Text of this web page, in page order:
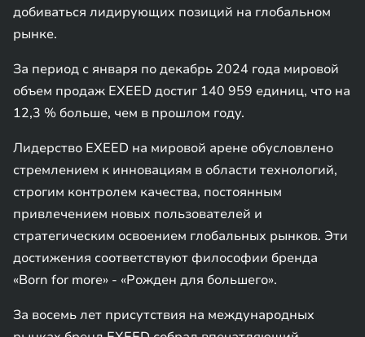
добиваться лидирующих позиций на глобальном
рынке.
За период с января по декабрь 2024 года мировой
объем продаж EXEED достиг 140 959 единиц, что на
12,3 % больше, чем в прошлом году.
Лидерство EXEED на мировой арене обусловлено
стремлением к инновациям в области технологий,
строгим контролем качества, постоянным
привлечением новых пользователей и
стратегическим освоением глобальных рынков. Эти
достижения соответствуют философии бренда
«Born for more» - «Рожден для большего».
За восемь лет присутствия на международных